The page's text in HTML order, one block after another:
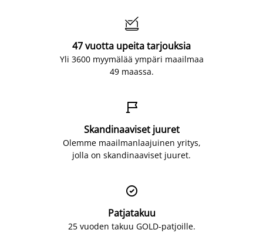

47 vuotta upeita tarjouksia
Yli 3600 myymälää ympäri maailmaa
49 maassa.

Skandinaaviset juuret
Olemme maailmanlaajuinen yritys,
jolla on skandinaaviset juuret.

Patjatakuu
25 vuoden takuu GOLD-patjoille.